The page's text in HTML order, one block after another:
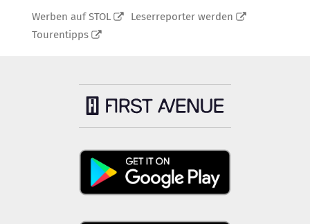
Werben auf STOL
Leserreporter werden
Tourentipps